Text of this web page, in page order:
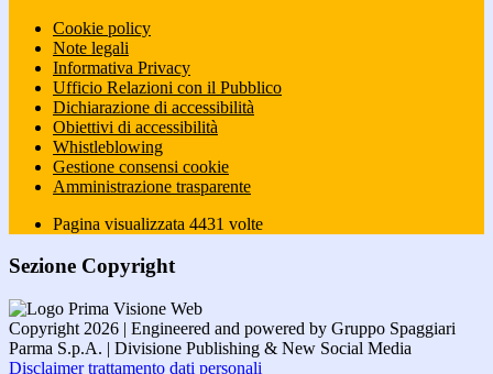
Cookie policy
Note legali
Informativa Privacy
Ufficio Relazioni con il Pubblico
Dichiarazione di accessibilità
Obiettivi di accessibilità
Whistleblowing
Gestione consensi cookie
Amministrazione trasparente
Pagina visualizzata 4431 volte
Sezione Copyright
Copyright 2026 | Engineered and powered by Gruppo Spaggiari
Parma S.p.A. | Divisione Publishing & New Social Media
Disclaimer trattamento dati personali